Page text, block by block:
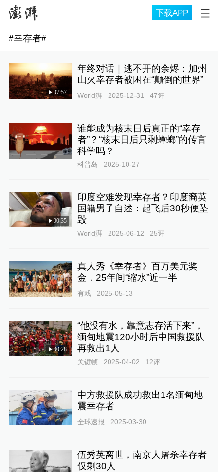
下载APP
#幸存者#
07:57
年终对话｜逃不开的余烬：加州
山火幸存者被困在“颠倒的世界”
World湃 2025-12-31 47评
谁能成为核末日后真正的“幸存
者”？“核末日后只剩蟑螂”的传言
科学吗？
科普岛 2025-10-27
00:35
印度空难发现幸存者？印度裔英
国籍男子自述：起飞后30秒便坠
毁
World湃 2025-06-12 25评
真人秀《幸存者》百万美元奖
金，25年间“缩水”近一半
有戏 2025-05-13
00:28
“他没有水，靠意志存活下来”，
缅甸地震120小时后中国救援队
再救出1人
关键帧 2025-04-02 12评
中方救援队成功救出1名缅甸地
震幸存者
全球速报 2025-03-30
伍秀英离世，南京大屠杀幸存者
仅剩30人